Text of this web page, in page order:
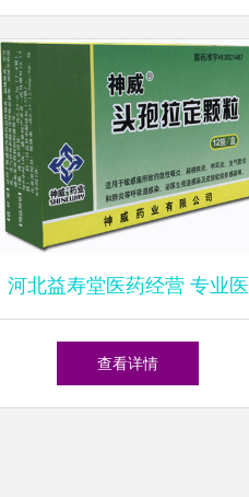
河北益寿堂医药经营 专业医
药招商与药品批发一站式平台
查看详情